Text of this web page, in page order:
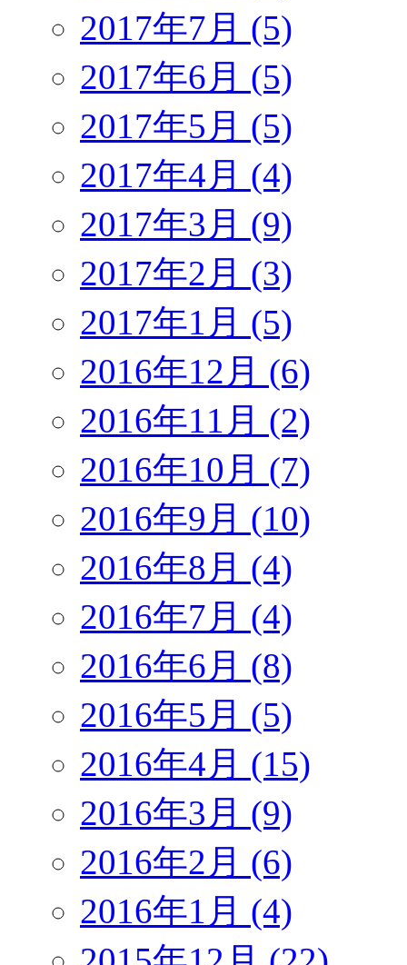
2017年7月 (5)
2017年6月 (5)
2017年5月 (5)
2017年4月 (4)
2017年3月 (9)
2017年2月 (3)
2017年1月 (5)
2016年12月 (6)
2016年11月 (2)
2016年10月 (7)
2016年9月 (10)
2016年8月 (4)
2016年7月 (4)
2016年6月 (8)
2016年5月 (5)
2016年4月 (15)
2016年3月 (9)
2016年2月 (6)
2016年1月 (4)